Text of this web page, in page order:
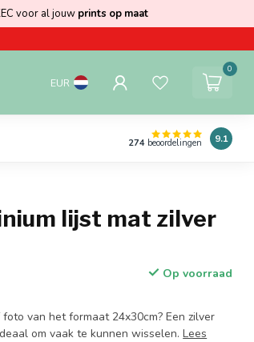
voor al jouw prints op maat
EUR
0
274 beoordelingen 9.1
lijst mat zilver
Op voorraad
van het formaat 24x30cm? Een zilver
om vaak te kunnen wisselen.Lees